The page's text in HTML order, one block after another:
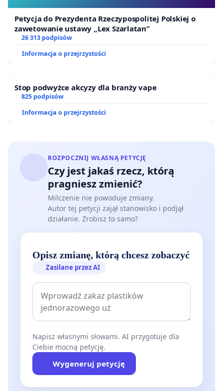
Petycja do Prezydenta Rzeczypospolitej Polskiej o
zawetowanie ustawy „Lex Szarlatan”
26 313 podpisów
Informacja o przejrzystości
Stop podwyżce akcyzy dla branży vape
825 podpisów
Informacja o przejrzystości
ROZPOCZNIJ WŁASNĄ PETYCJĘ
Czy jest jakaś rzecz, którą
pragniesz zmienić?
Milczenie nie powoduje zmiany.
Autor tej petycji zajął stanowisko i podjął
działanie. Zrobisz to samo?
Opisz zmianę, którą chcesz zobaczyć
Zasilane przez AI
Napisz własnymi słowami. AI przygotuje dla
Ciebie mocną petycję.
Wygeneruj petycję